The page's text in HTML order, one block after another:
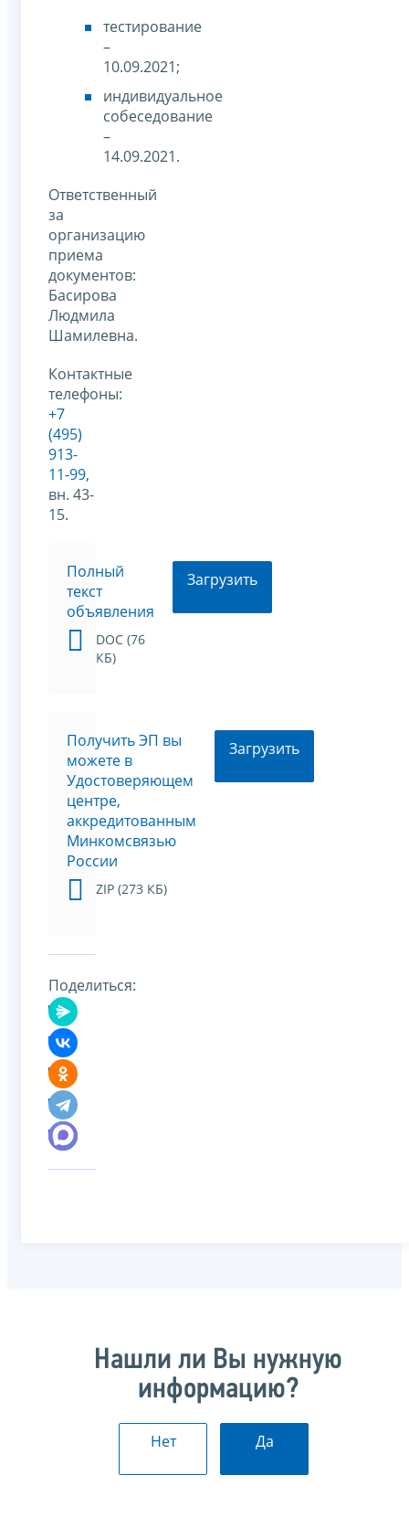
тестирование
–
10.09.2021;
индивидуальное
собеседование
–
14.09.2021.
Ответственный
за
организацию
приема
документов:
Басирова
Людмила
Шамилевна.
Контактные
телефоны:
+7
(495)
913-
11-99,
вн. 43-
15.
Полный
текст
объявления
DOC (76
КБ)
Загрузить
Получить ЭП вы
можете в
Удостоверяющем
центре,
аккредитованным
Минкомсвязью
России
ZIP (273 КБ)
Загрузить
Поделиться:
Нашли ли Вы нужную
информацию?
Нет Да